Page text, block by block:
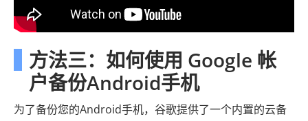
方法三：如何使用 Google 帐
户备份Android手机
为了备份您的Android手机，谷歌提供了一个内置的云备